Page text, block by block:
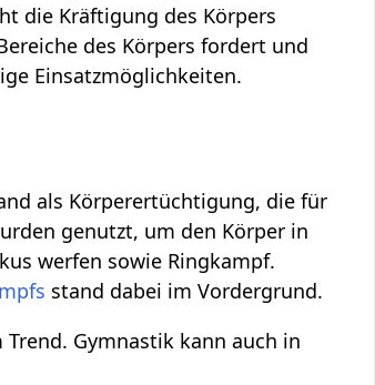
die Kräftigung des Körpers
des Körpers fordert und
Einsatzmöglichkeiten.
als Körperertüchtigung, die für
genutzt, um den Körper in
werfen sowie Ringkampf.
stand dabei im Vordergrund.
Gymnastik kann auch in